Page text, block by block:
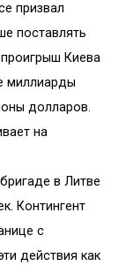
призвал
поставлять
Киева
миллиарды
долларов.
на
в Литве
Контингент
с
действия как